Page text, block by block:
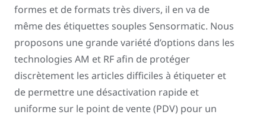
formes et de formats très divers, il en va de
même des étiquettes souples Sensormatic. Nous
proposons une grande variété d’options dans les
technologies AM et RF afin de protéger
discrètement les articles difficiles à étiqueter et
de permettre une désactivation rapide et
uniforme sur le point de vente (PDV) pour un